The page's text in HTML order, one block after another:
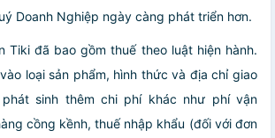
Doanh Nghiệp ngày càng phát triển hơn.
Tiki đã bao gồm thuế theo luật hiện hành.
loại sản phẩm, hình thức và địa chỉ giao
sinh thêm chi phí khác như phí vận
cồng kềnh, thuế nhập khẩu (đối với đơn